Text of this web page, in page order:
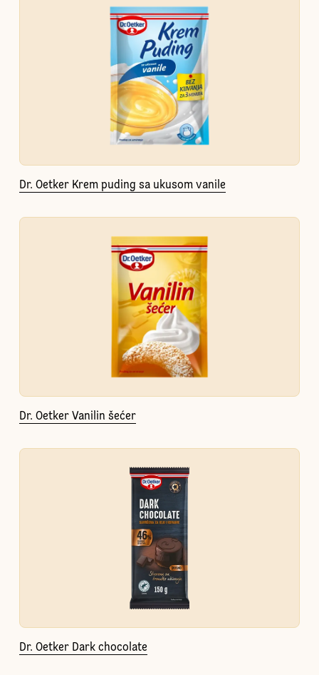
Dr. Oetker Krem puding sa ukusom vanile
Dr. Oetker Vanilin šećer
Dr. Oetker Dark chocolate